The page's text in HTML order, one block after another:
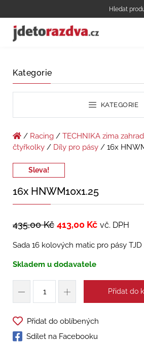
Kategorie
KATEGORIE
/ Racing / TECHNIKA zima
čtyřkolky / Díly pro pásy / 16x
Sleva!
16x HNWM10x1.25
435,00Kč 413,00 Kč vč. DPH
Sada 16 kolových matic pro pásy
Skladem u dodavatele
Přidat do
Přidat do oblíbených
Sdílet na Facebooku